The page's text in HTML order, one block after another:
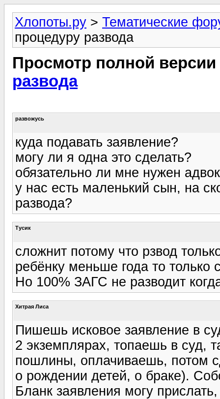
Хлопоты.ру > Тематические
процедуру развода
Просмотр полной
развода
развожусь
куда подавать заявление?
могу ли я одна это сделать?
обязательно ли мне нужен
у нас есть маленький сын, на
развода?
Тусик
сложнит потому что рзвод
ребёнку меньше года то только
Но 100% ЗАГС не разводит
Хитрая Лиса
Пишешь исковое заявление в
2 экземплярах, топаешь в суд,
пошлины, оплачиваешь, потом
о рождении детей, о браке).
Бланк заявления могу